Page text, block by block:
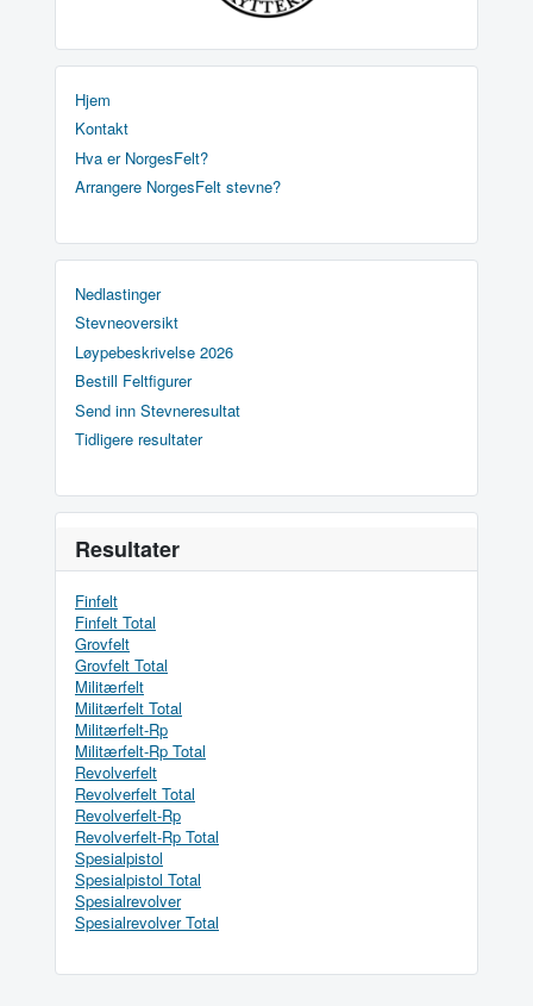
Hjem
Kontakt
Hva er NorgesFelt?
Arrangere NorgesFelt stevne?
Nedlastinger
Stevneoversikt
Løypebeskrivelse 2026
Bestill Feltfigurer
Send inn Stevneresultat
Tidligere resultater
Resultater
Finfelt
Finfelt Total
Grovfelt
Grovfelt Total
Militærfelt
Militærfelt Total
Militærfelt-Rp
Militærfelt-Rp Total
Revolverfelt
Revolverfelt Total
Revolverfelt-Rp
Revolverfelt-Rp Total
Spesialpistol
Spesialpistol Total
Spesialrevolver
Spesialrevolver Total